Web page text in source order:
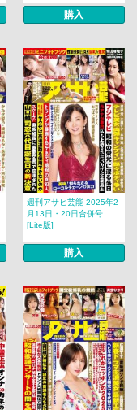
購入
週刊アサヒ芸能 2025年2
月13日・20日合併号
[Lite版]
購入